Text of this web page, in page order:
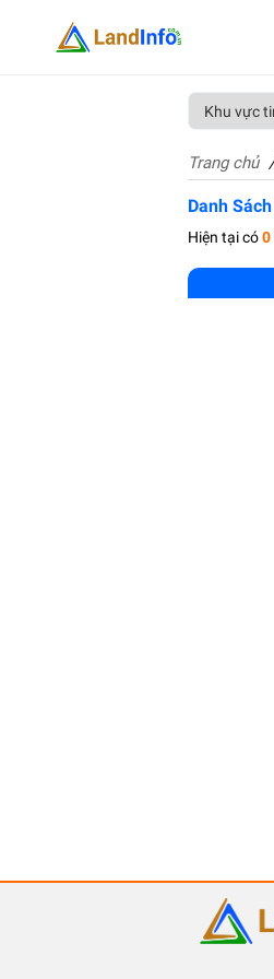
Trang chủ
Danh
Hiện tại có0